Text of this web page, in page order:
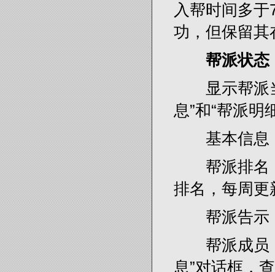
入帮时间多
功，但保留其
帮派状态
显示帮派当
息”和“帮派明
基本信息
帮派排名：
排名，每周更
帮派告示：
帮派成员：
息”对话框，